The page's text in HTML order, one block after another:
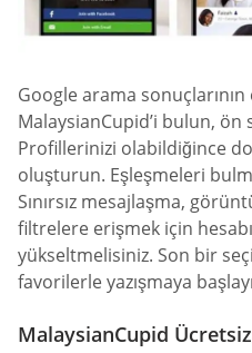
Google arama
MalaysianCupid’i bulun,
Profillerinizi olabildiğince
oluşturun. Eşleşmeleri
Sınırsız mesajlaşma,
filtrelere erişmek için
yükseltmelisiniz. Son bir
favorilerle yazışmaya
MalaysianCupid